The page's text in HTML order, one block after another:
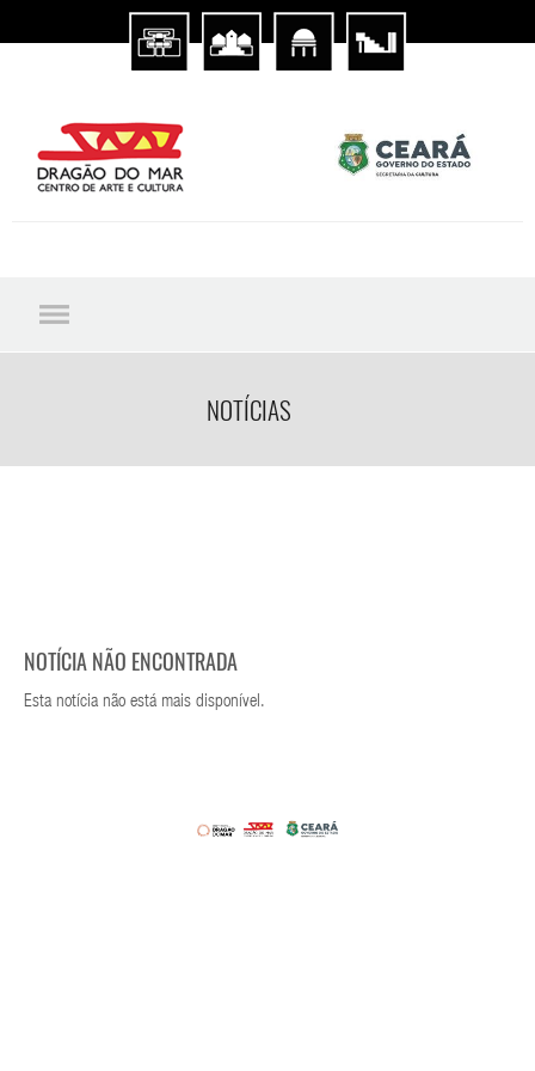
NOTÍCIAS
NOTÍCIA NÃO ENCONTRADA
Esta notícia não está mais disponível.